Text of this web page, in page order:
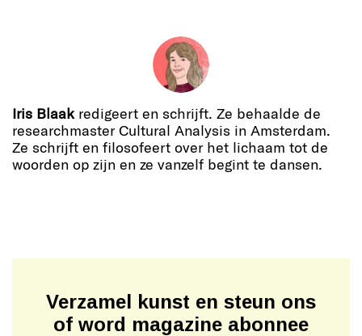
Iris Blaakredigeert en schrijft. Ze behaalde de
researchmaster Cultural Analysis in Amsterdam.
Ze schrijft en filosofeert over het lichaam tot de
woorden op zijn en ze vanzelf begint te dansen.
Verzamel kunst en steun ons
of word magazine abonnee